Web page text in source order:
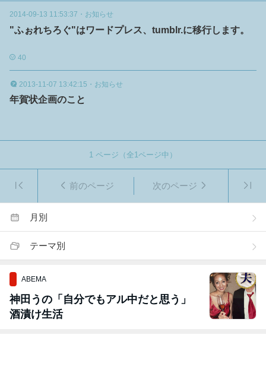
2014-09-13 11:53:37 ・ お知らせ
"ふぉれちろぐ"はワードプレス、tumblr.に移行します。
40
2013-11-07 13:42:15 ・ お知らせ
年賀状企画のこと
1 ページ（全1ページ中）
前のページ 次のページ
月別
テーマ別
ABEMA
神田うの「自分でもアル中だと思う」
酒漬け生活